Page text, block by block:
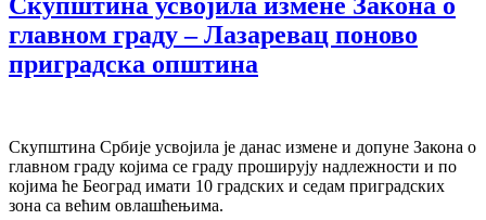
Скупштина усвојила измене Закона о
главном граду – Лазаревац поново
приградска општина
Скупштина Србије усвојила је данас измене и допуне Закона о
главном граду којима се граду проширују надлежности и по
којима ће Београд имати 10 градских и седам приградских
зона са већим овлашћењима.